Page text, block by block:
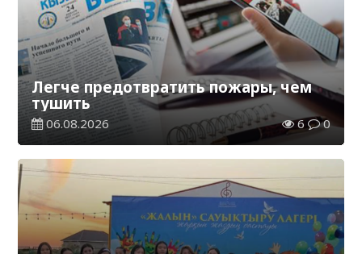
Легче предотвратить пожары, чем
тушить
06.08.2026 6 0